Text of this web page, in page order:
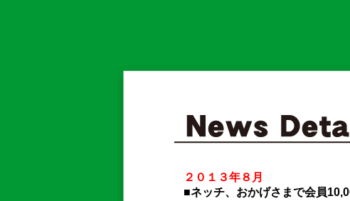
２０１３年８月
■ネッチ、おかげさまで会員